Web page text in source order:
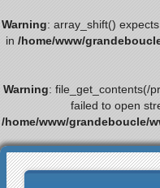
Warning: array_shift()
in /home/www/
Warning: file_get_contents(/
failed to open
/home/www/grandeboucle/